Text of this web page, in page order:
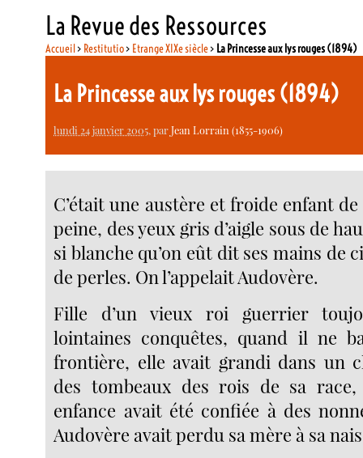
La Revue des Ressources
Accueil> Restitutio> Etrange XIXe siècle> La Princesse aux lys rouges (1894)
La Princesse aux lys rouges (1894)
lundi 24 janvier 2005, parJean Lorrain (1855-1906)
C’était une austère et froide enfant
peine, des yeux gris d’aigle sous de
si blanche qu’on eût dit ses mains de
de perles. On l’appelait Audovère.
Fille d’un vieux roi guerrier
lointaines conquêtes, quand il ne
frontière, elle avait grandi dans un
des tombeaux des rois de sa
enfance avait été confiée à des
Audovère avait perdu sa mère à sa